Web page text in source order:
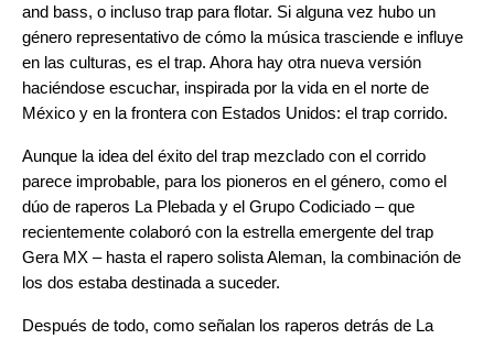
and bass, o incluso trap para flotar. Si alguna vez hubo un
género representativo de cómo la música trasciende e influye
en las culturas, es el trap. Ahora hay otra nueva versión
haciéndose escuchar, inspirada por la vida en el norte de
México y en la frontera con Estados Unidos: el trap corrido.
Aunque la idea del éxito del trap mezclado con el corrido
parece improbable, para los pioneros en el género, como el
dúo de raperos La Plebada y el Grupo Codiciado – que
recientemente colaboró con la estrella emergente del trap
Gera MX – hasta el rapero solistaAleman, la combinación de
los dos estaba destinada a suceder.
Después de todo, como señalan los raperos detrás de La